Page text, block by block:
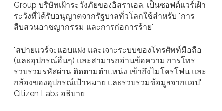
Group บริษัทเฝ้าระวังภัยของอิสราเอล, เป็นซอฟต์แวร์เฝ้า
ระวังที่ได้รับอนุญาตจากรัฐบาลทั่วโลกใช้สำหรับ "การ
สืบสวนอาชญากรรม และการก่อการร้าย"
"สปายแวร์จะแอบแฝง และเจาะระบบของโทรศัพท์มือถือ
(และอุปกรณ์อื่นๆ) และสามารถอ่านข้อความ การโทร
รวบรวมรหัสผ่าน ติดตามตำแหน่ง เข้าถึงไมโครโฟน และ
กล้องของอุปกรณ์เป้าหมาย และรวบรวมข้อมูลจากแอป"
Citizen Labs อธิบาย